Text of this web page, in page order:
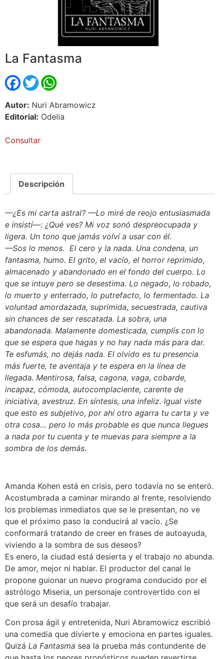
La Fantasma
Facebook
Twitter
Autor: Nuri Abramowicz
Editorial: Odelia
Consultar
Descripción
—¿Es mi carta astral? —Lo miré de reojo entusiasmada
e insistí—: ¿Qué ves? Mi voz sonó despreocupada y
ligera. Un tono que jamás volví a usar con él.
—Sos lo menos. El cero y la nada. Una condena, un
fantasma, humo. El grito, el vacío, el horror reprimido,
almacenado y abandonado en el fondo del cuerpo. Lo
que se intuye pero se desestima. Lo negado, lo robado,
lo muerto y enterrado, lo putrefacto, lo fermentado. La
voluntad amordazada, suprimida, secuestrada, cautiva
sin chances de ser rescatada. La sobra, una
abandonada. Malamente domesticada, cumplís con lo
que se espera que hagas y no hay nada más para dar.
Te esfumás, no dejás nada. El olvido es tu presencia
más fuerte, te aventaja y te espera en la línea de
llegada. Mentirosa, falsa, cagona, vaga, cobarde,
incapaz, cómoda, autocomplaciente, carente de
iniciativa, avestruz. En síntesis, una infeliz. Igual viste
que esto es subjetivo, por ahí otro agarra tu carta y ve
otra cosa… pero lo más probable es que nunca llegues
a nada por tu cuenta y te muevas para siempre a la
sombra de los demás.
Amanda Kohen está en crisis, pero todavía no se enteró.
Acostumbrada a caminar mirando al frente, resolviendo
los problemas inmediatos que se le presentan, no ve
que el próximo paso la conducirá al vacío. ¿Se
conformará tratando de creer en frases de autoayuda,
viviendo a la sombra de sus deseos?
Es enero, la ciudad está desierta y el trabajo no abunda.
De amor, mejor ni hablar. El productor del canal le
propone guionar un nuevo programa conducido por el
astrólogo Miseria, un personaje controvertido con el
que será un desafío trabajar.
Con prosa ágil y entretenida, Nuri Abramowicz escribió
una comedia que divierte y emociona en partes iguales.
Quizá La Fantasma sea la prueba más contundente de